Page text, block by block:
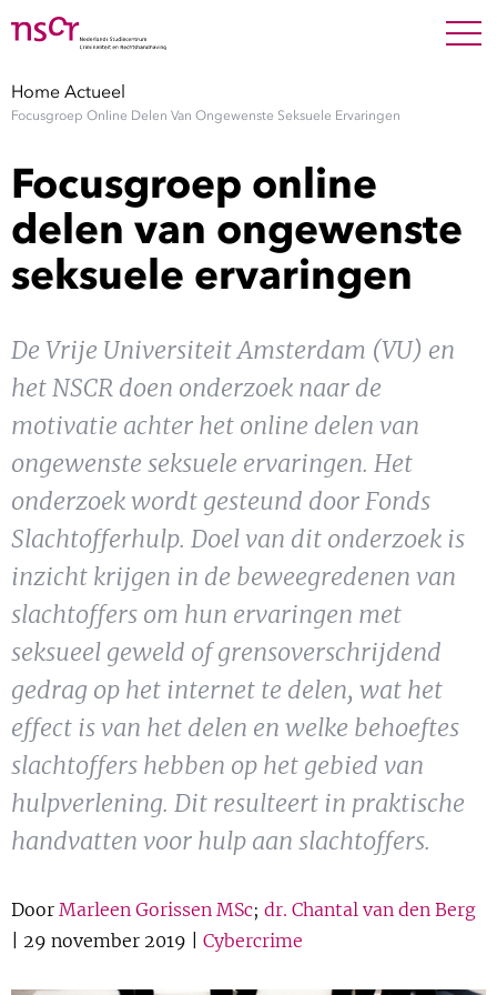
Medewerkers
Factsheets
Over NSCR
Contact
Uitgelicht
Cursus Show
BLOG
Podcast
Home Actueel
Focusgroep Online Delen Van Ongewenste Seksuele Ervaringen
Focusgroep online
delen van ongewenste
seksuele ervaringen
De Vrije Universiteit Amsterdam (VU) en
het NSCR doen onderzoek naar de
motivatie achter het online delen van
ongewenste seksuele ervaringen. Het
onderzoek wordt gesteund door Fonds
Slachtofferhulp. Doel van dit onderzoek is
inzicht krijgen in de beweegredenen van
slachtoffers om hun ervaringen met
seksueel geweld of grensoverschrijdend
gedrag op het internet te delen, wat het
effect is van het delen en welke behoeftes
slachtoffers hebben op het gebied van
hulpverlening. Dit resulteert in praktische
handvatten voor hulp aan slachtoffers.
Door Marleen Gorissen MSc; dr. Chantal van den Berg
| 29 november 2019 | Cybercrime